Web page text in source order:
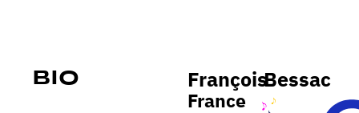
Bio FrançoisBessac
France